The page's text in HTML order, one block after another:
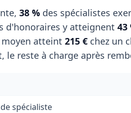
38 % des spécialistes
d'honoraires y atteignent 43
atteint 215 € chez un
le reste à charge après
spécialiste